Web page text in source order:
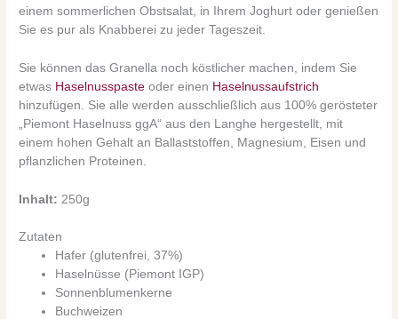
einem sommerlichen Obstsalat, in Ihrem Joghurt oder genießen
Sie es pur als Knabberei zu jeder Tageszeit.
Sie können das Granella noch köstlicher machen, indem Sie
etwas Haselnusspaste oder einen Haselnussaufstrich
hinzufügen.
Sie alle werden ausschließlich aus 100% gerösteter
„Piemont Haselnuss ggA“ aus den Langhe hergestellt, mit
einem hohen Gehalt an Ballaststoffen, Magnesium, Eisen und
pflanzlichen Proteinen.
Inhalt: 250g
Zutaten
Hafer (glutenfrei, 37%)
Haselnüsse (Piemont IGP)
Sonnenblumenkerne
Buchweizen